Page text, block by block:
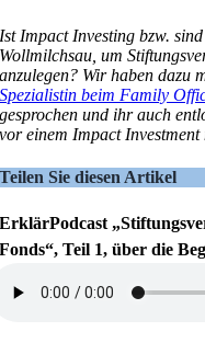
Ist Impact Investing bzw.
Wollmilchsau, um
anzulegen? Wir haben dazu
Spezialistin beim Family
gesprochen und ihr auch
vor einem Impact Investment
Teilen Sie diesen Artikel
ErklärPodcast
Fonds“, Teil 1, über die